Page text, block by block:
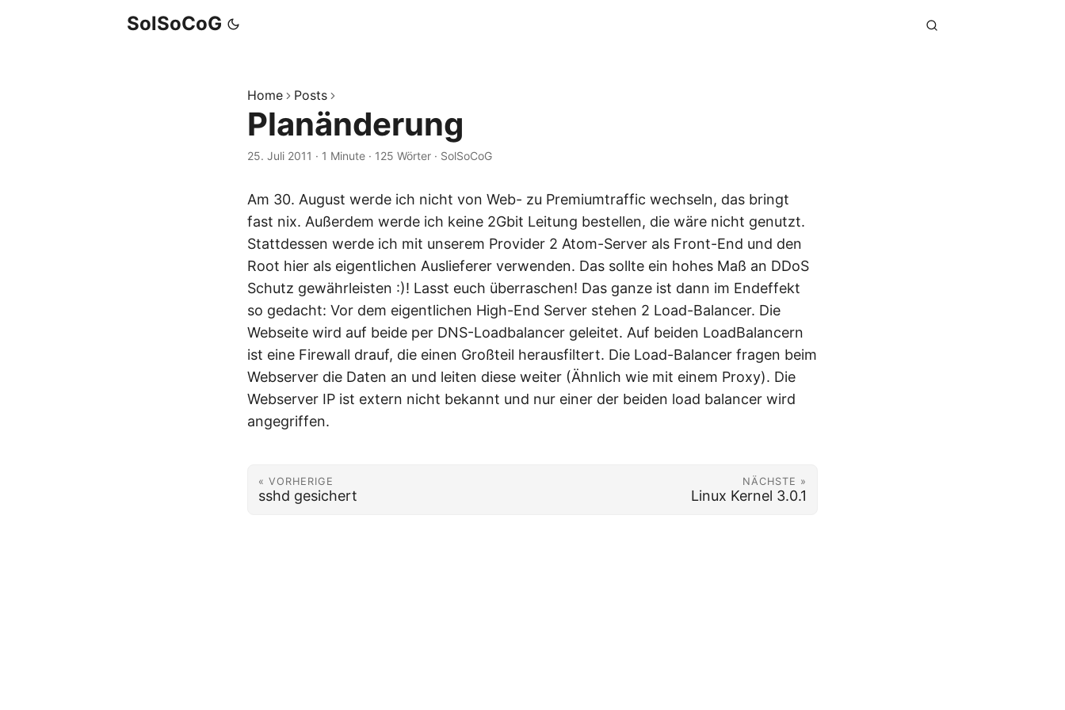
SolSoCoG
Home Posts
Planänderung
25. Juli 2011 · 1 Minute · 125 Wörter · SolSoCoG
Am 30. August werde ich nicht von Web- zu Premiumtraffic wechseln, das bringt
fast nix. Außerdem werde ich keine 2Gbit Leitung bestellen, die wäre nicht genutzt.
Stattdessen werde ich mit unserem Provider 2 Atom-Server als Front-End und den
Root hier als eigentlichen Auslieferer verwenden. Das sollte ein hohes Maß an DDoS
Schutz gewährleisten :)! Lasst euch überraschen! Das ganze ist dann im Endeffekt
so gedacht: Vor dem eigentlichen High-End Server stehen 2 Load-Balancer. Die
Webseite wird auf beide per DNS-Loadbalancer geleitet. Auf beiden LoadBalancern
ist eine Firewall drauf, die einen Großteil herausfiltert. Die Load-Balancer fragen beim
Webserver die Daten an und leiten diese weiter (Ähnlich wie mit einem Proxy). Die
Webserver IP ist extern nicht bekannt und nur einer der beiden load balancer wird
angegriffen.
« VORHERIGE
sshd gesichert
NÄCHSTE »
Linux Kernel 3.0.1